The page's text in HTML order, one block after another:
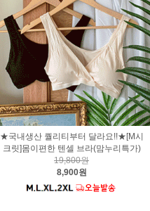
★국내생산 퀄리티부터 달라요!!★[M시
크릿]몸이편한 텐셀 브라(맘누리특가)
19,800원
8,900원